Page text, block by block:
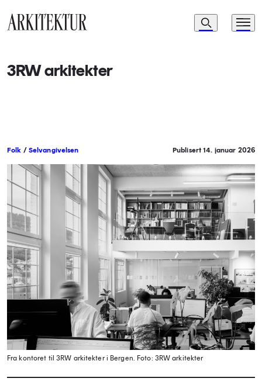
Navigasjon
Søk Meny
3RW arkitekter
Folk / Selvangivelsen Publisert 14. januar 2026
Fra kontoret til 3RW arkitekter i Bergen. Foto: 3RW arkitekter